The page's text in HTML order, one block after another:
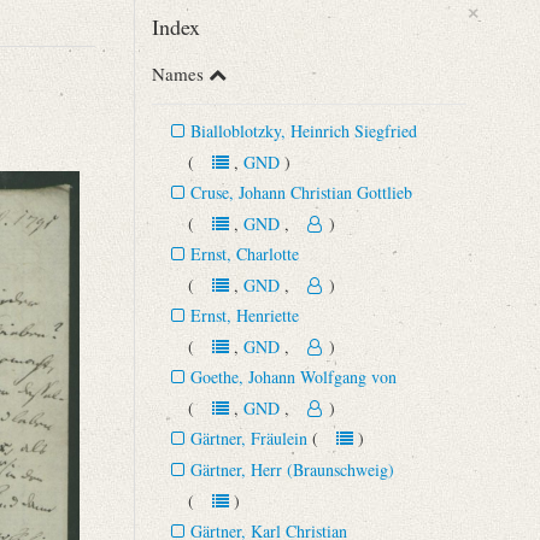
×
Index
Names
Bialloblotzky, Heinrich Siegfried
(, GND)
Cruse, Johann Christian Gottlieb
(, GND, )
Ernst, Charlotte
(, GND, )
Ernst, Henriette
(, GND, )
Goethe, Johann Wolfgang von
(, GND, )
Gärtner, Fräulein ()
Gärtner, Herr (Braunschweig)
()
Gärtner, Karl Christian